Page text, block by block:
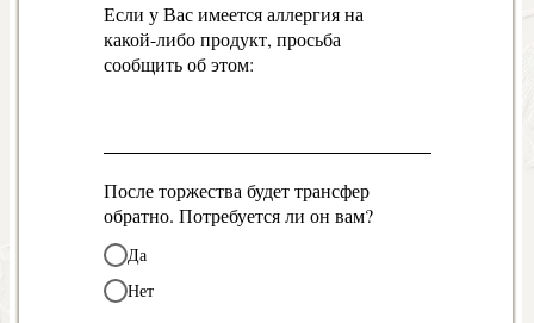
Если у Вас имеется аллергия на
какой-либо продукт, просьба
сообщить об этом:
После торжества будет трансфер
обратно. Потребуется ли он вам?
Да
Нет